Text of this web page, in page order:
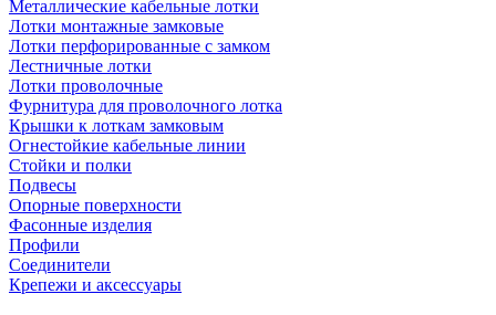
Металлические кабельные лотки
Лотки монтажные замковые
Лотки перфорированные с замком
Лестничные лотки
Лотки проволочные
Фурнитура для проволочного лотка
Крышки к лоткам замковым
Огнестойкие кабельные линии
Стойки и полки
Подвесы
Опорные поверхности
Фасонные изделия
Профили
Соединители
Крепежи и аксессуары